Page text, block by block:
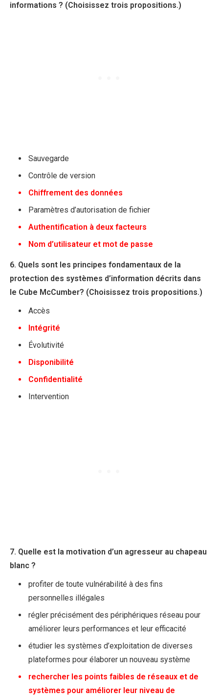
informations ? (Choisissez trois propositions.)
Sauvegarde
Contrôle de version
Chiffrement des données
Paramètres d’autorisation de fichier
Authentification à deux facteurs
Nom d’utilisateur et mot de passe
6. Quels sont les principes fondamentaux de la
protection des systèmes d’information décrits dans
le Cube McCumber? (Choisissez trois propositions.)
Accès
Intégrité
Évolutivité
Disponibilité
Confidentialité
Intervention
7. Quelle est la motivation d’un agresseur au chapeau
blanc ?
profiter de toute vulnérabilité à des fins
personnelles illégales
régler précisément des périphériques réseau pour
améliorer leurs performances et leur efficacité
étudier les systèmes d’exploitation de diverses
plateformes pour élaborer un nouveau système
rechercher les points faibles de réseaux et de
systèmes pour améliorer leur niveau de